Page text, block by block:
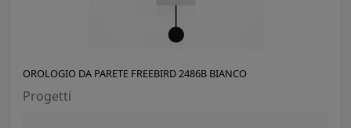
OROLOGIO DA PARETE FREEBIRD 2486B BIANCO
Progetti